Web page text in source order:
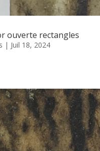
ouverte rectangles
| Juil 18, 2024